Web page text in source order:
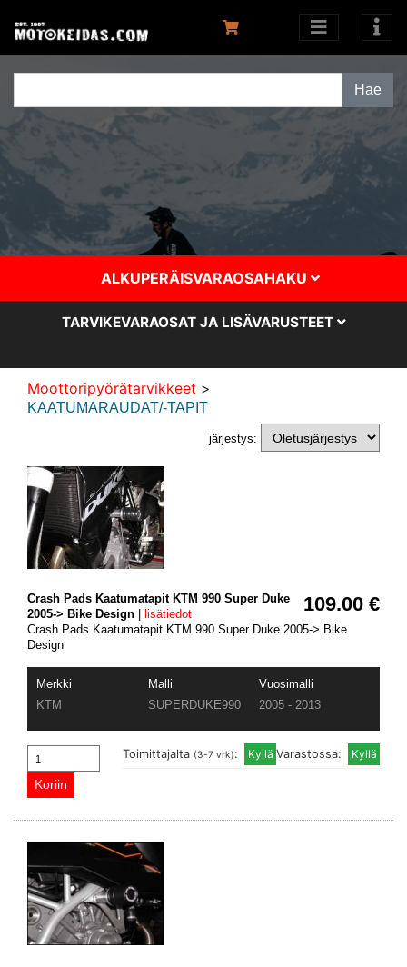
ALKUPERÄISVARAOSAHAKU
TARVIKEVARAOSAT JA LISÄVARUSTEET
Moottoripyörätarvikkeet >
KAATUMARAUDAT/-TAPIT
järjestys:
109.00 €
Crash Pads Kaatumatapit KTM 990 Super Duke
2005-> Bike Design
lisätiedot
Crash Pads Kaatumatapit KTM 990 Super Duke 2005-> Bike
Design
Merkki Malli
Vuosimalli
KTM
SUPERDUKE990 2005 - 2013
Varastossa:
Toimittajalta (3-7 vrk):